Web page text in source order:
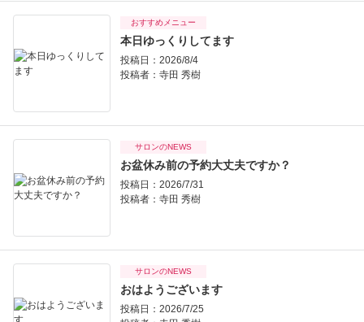
おすすめメニュー
本日ゆっくりしてます
投稿日：2026/8/4
投稿者： 寺田 秀樹
サロンのNEWS
お盆休み前の予約大丈夫ですか？
投稿日：2026/7/31
投稿者： 寺田 秀樹
サロンのNEWS
おはようございます
投稿日：2026/7/25